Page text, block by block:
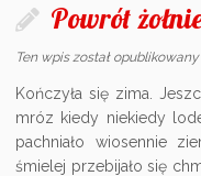
Powrót
Ten wpis został opublikowany
Kończyła się zima.
mróz kiedy niekiedy
pachniało wiosennie
śmielej przebijało się